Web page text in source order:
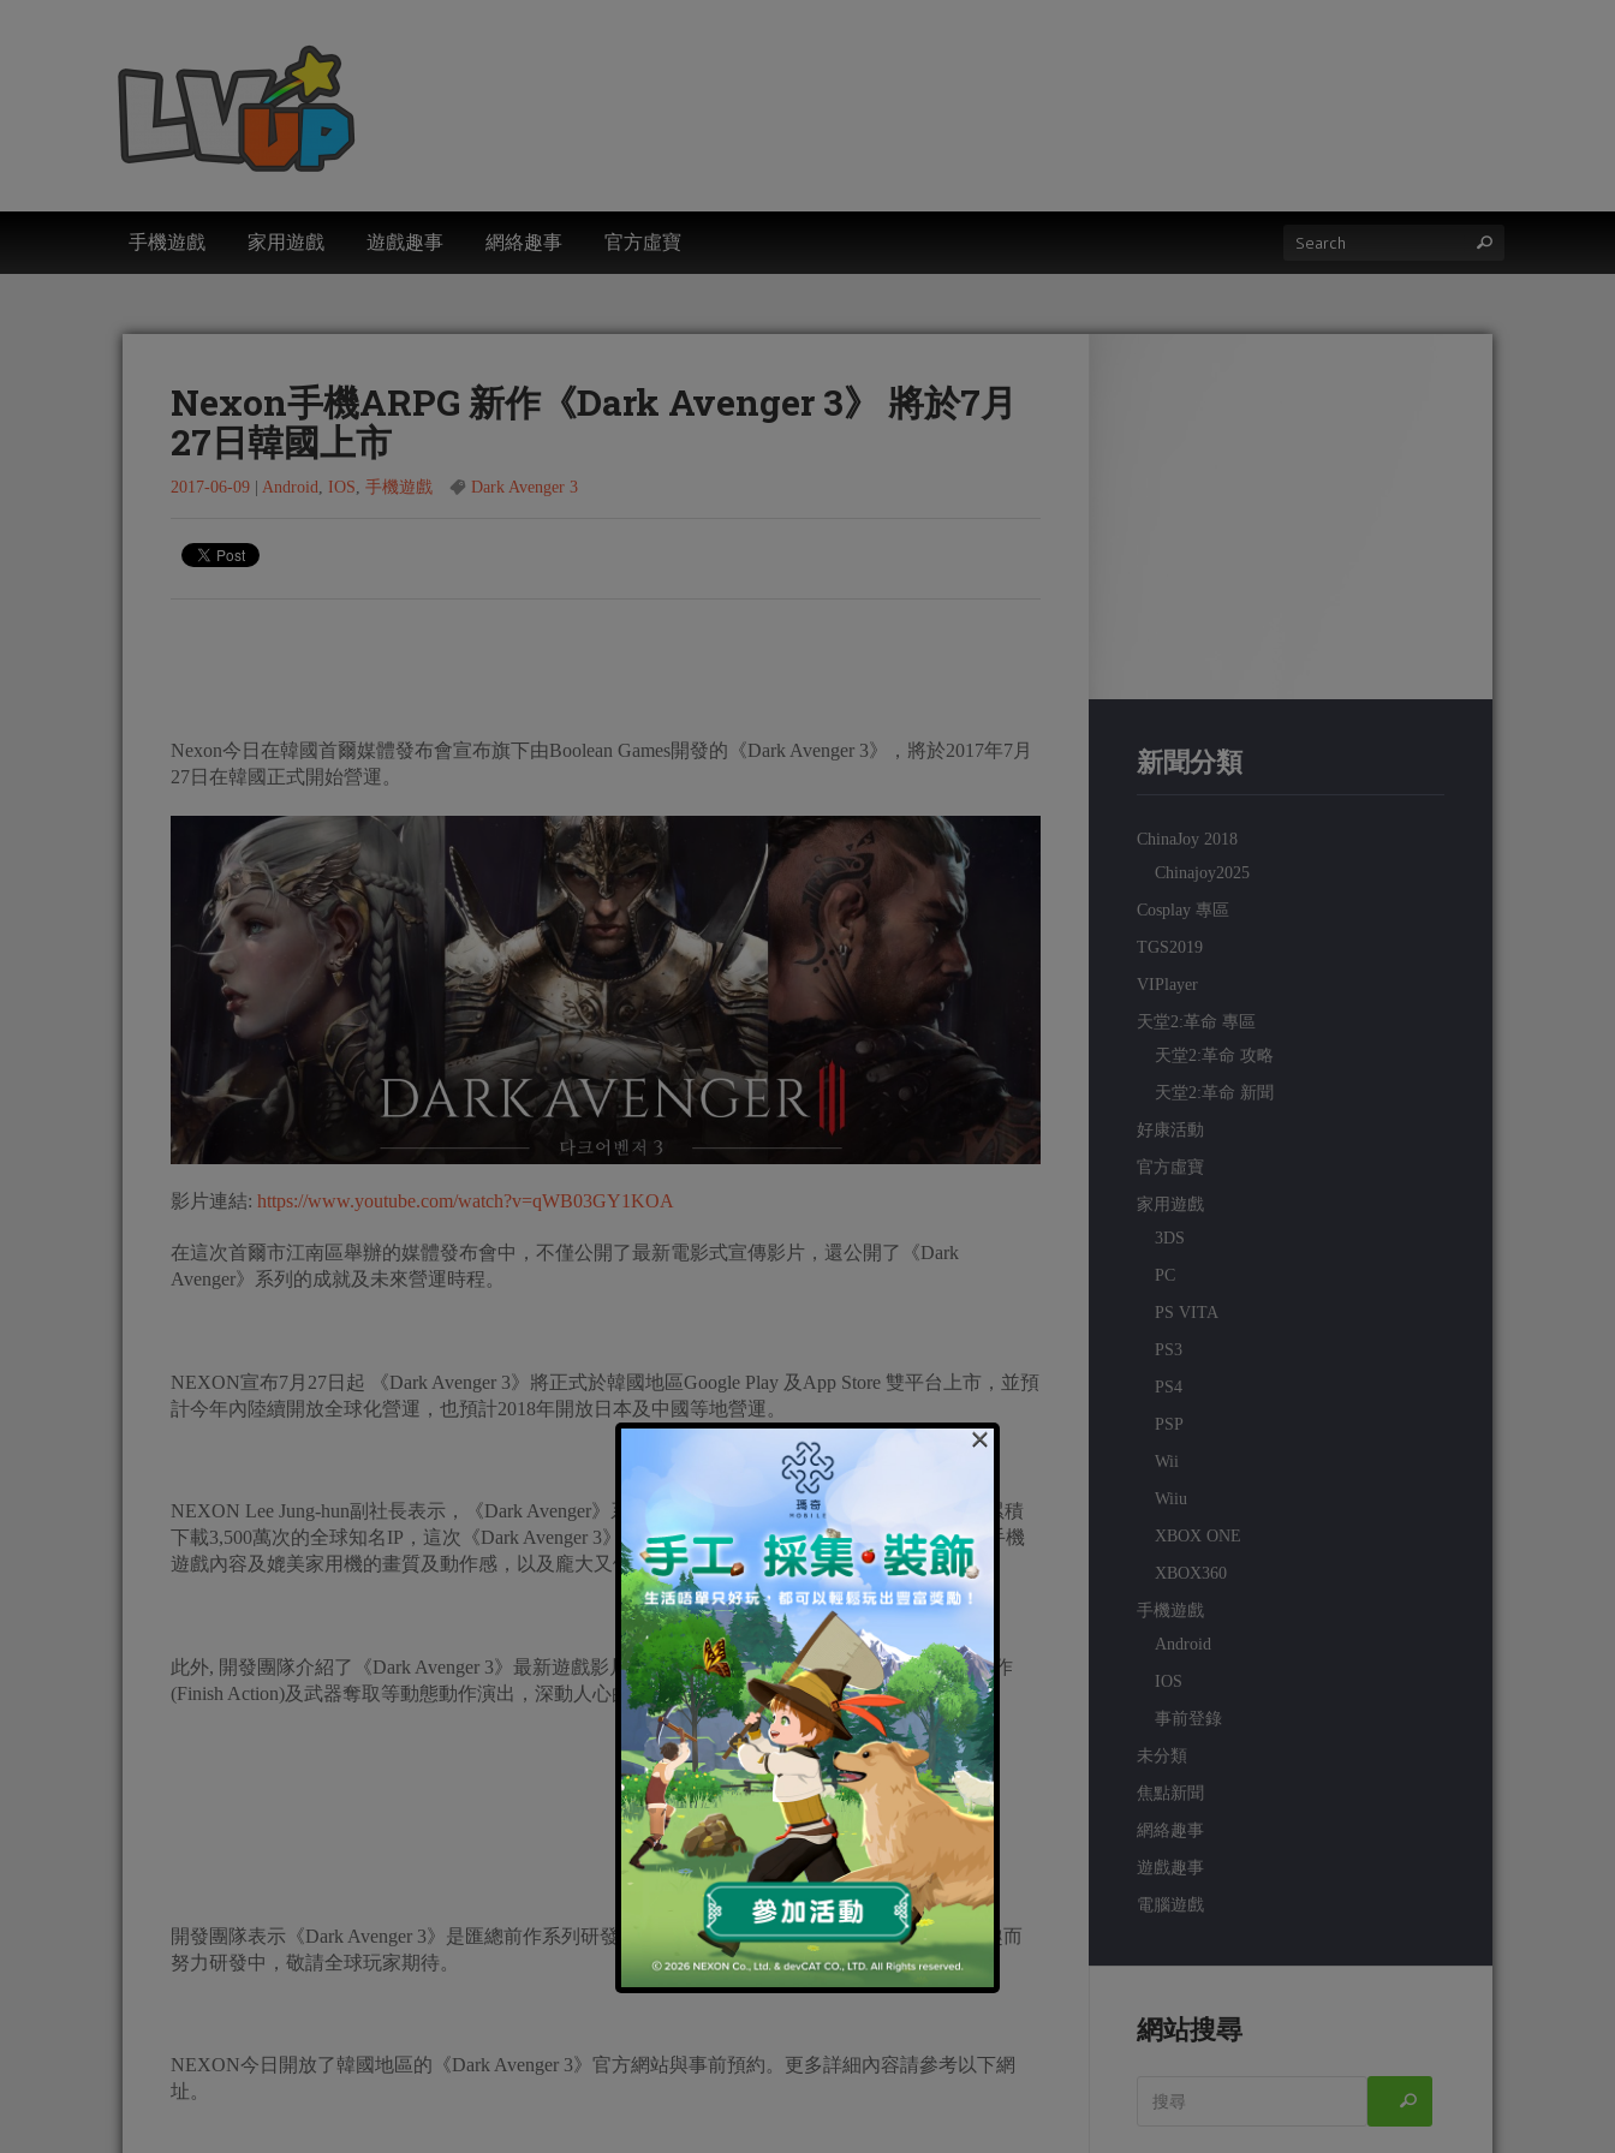
手機遊戲 家用遊戲 遊戲趣事 網絡趣事 官方虛寶
Nexon手機ARPG 新作《Dark Avenger 3》 將於7月
27日韓國上市
2017-06-09 Android, IOS, 手機遊戲 Dark Avenger 3
Nexon今日在韓國首爾媒體發布會宣布旗下由Boolean Games開發的《Dark Avenger 3》，將於2017年7月
27日在韓國正式開始營運。
影片連結: https://www.youtube.com/watch?v=qWB03GY1KOA
在這次首爾市江南區舉辦的媒體發布會中，不僅公開了最新電影式宣傳影片，還公開了《Dark
Avenger》系列的成就及未來營運時程。
NEXON宣布7月27日起 《Dark Avenger 3》將正式於韓國地區Google Play 及App Store 雙平台上市，並預
計今年內陸續開放全球化營運，也預計2018年開放日本及中國等地營運。
NEXON Lee Jung-hun副社長表示，《Dark Avenger》系列是以低配備呈現出最高遊戲品質, 已成為累積
下載3,500萬次的全球知名IP，這次《Dark Avenger 3》除了繼承前作的優點之外，將會提供次世代手機
遊戲內容及媲美家用機的畫質及動作感，以及龐大又健全的劇情要素。
此外, 開發團隊介紹了《Dark Avenger 3》最新遊戲影片及獨特的遊戲內容，包括騎乘怪物，結束動作
(Finish Action)及武器奪取等動態動作演出，深動人心的劇情，精緻的角色客製及染色系統。
開發團隊表示《Dark Avenger 3》是匯總前作系列研發經驗累積的作品，為帶給玩家遊戲本身的樂趣而
努力研發中，敬請全球玩家期待。
NEXON今日開放了韓國地區的《Dark Avenger 3》官方網站與事前預約。更多詳細內容請參考以下網
址。
新聞分類
ChinaJoy 2018
Chinajoy2025
Cosplay 專區
TGS2019
VIPlayer
天堂2:革命 專區
天堂2:革命 攻略
天堂2:革命 新聞
好康活動
官方虛寶
家用遊戲
3DS
PC
PS VITA
PS3
PS4
PSP
Wii
Wiiu
XBOX ONE
XBOX360
手機遊戲
Android
IOS
事前登錄
未分類
焦點新聞
網絡趣事
遊戲趣事
電腦遊戲
網站搜尋
×